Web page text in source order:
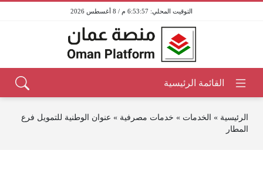
6:53:57 م / 8 أغسطس 2026
الرئيسية » الخدمات » خدمات مصرفية » عنوان الوطنية للتمويل فرع
المطار